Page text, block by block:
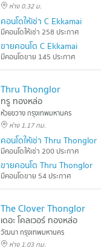
ห่าง 0.32 ม.
คอนโดให้เช่า C Ekkamai
มีคอนโดให้เช่า 258 ประกาศ
ขายคอนโด C Ekkamai
มีคอนโดขาย 145 ประกาศ
Thru Thonglor
ทรู ทองหล่อ
ห้วยขวาง กรุงเทพมหานคร
ห่าง 1.17 กม.
คอนโดให้เช่า Thru Thonglor
มีคอนโดให้เช่า 200 ประกาศ
ขายคอนโด Thru Thonglor
มีคอนโดขาย 54 ประกาศ
The Clover Thonglor
เดอะ โคลเวอร์ ทองหล่อ
วัฒนา กรุงเทพมหานคร
ห่าง 1.03 กม.